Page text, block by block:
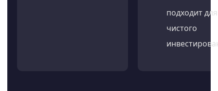
подходит для
чистого